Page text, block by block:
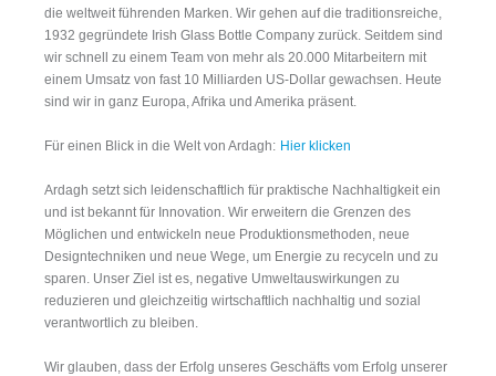
die weltweit führenden Marken. Wir gehen auf die traditionsreiche,
1932 gegründete Irish Glass Bottle Company zurück. Seitdem sind
wir schnell zu einem Team von mehr als 20.000 Mitarbeitern mit
einem Umsatz von fast 10 Milliarden US-Dollar gewachsen. Heute
sind wir in ganz Europa, Afrika und Amerika präsent.
Für einen Blick in die Welt von Ardagh: Hier klicken
Ardagh setzt sich leidenschaftlich für praktische Nachhaltigkeit ein
und ist bekannt für Innovation. Wir erweitern die Grenzen des
Möglichen und entwickeln neue Produktionsmethoden, neue
Designtechniken und neue Wege, um Energie zu recyceln und zu
sparen. Unser Ziel ist es, negative Umweltauswirkungen zu
reduzieren und gleichzeitig wirtschaftlich nachhaltig und sozial
verantwortlich zu bleiben.
Wir glauben, dass der Erfolg unseres Geschäfts vom Erfolg unserer